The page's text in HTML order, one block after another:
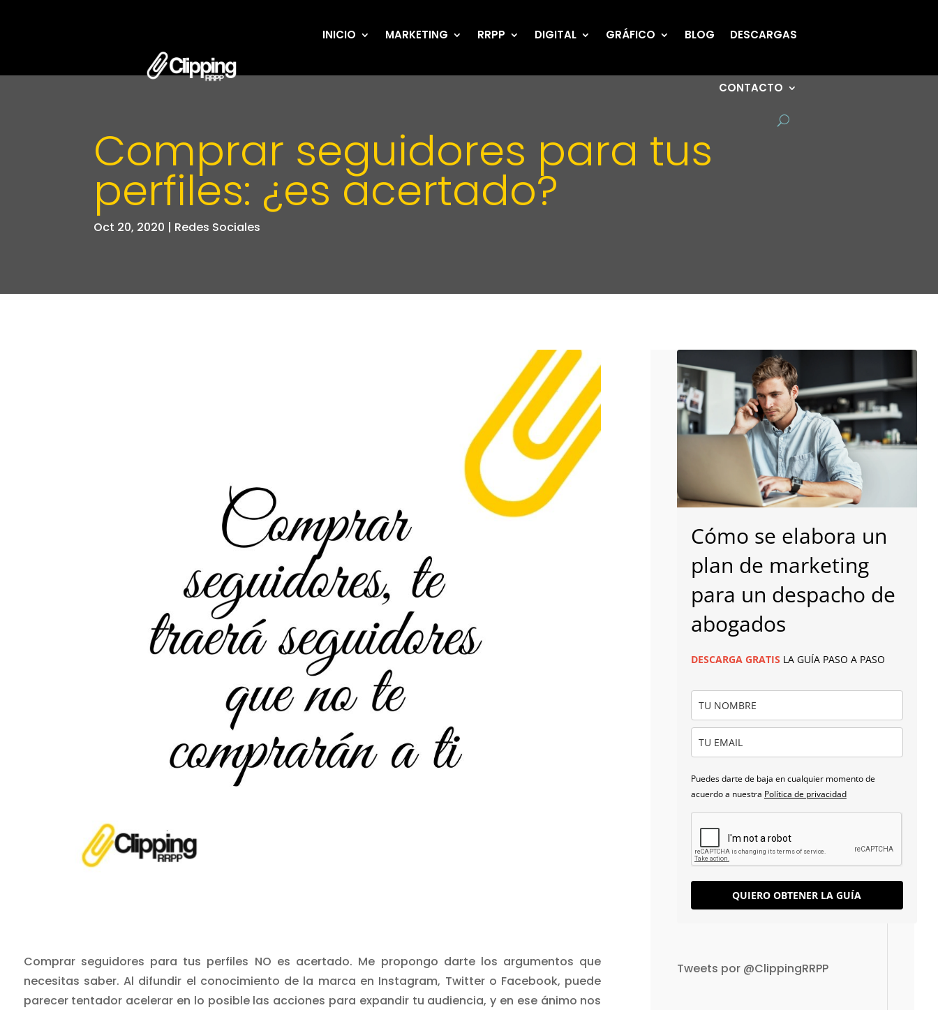
INICIO MARKETING RRPP DIGITAL GRÁFICO BLOG DESCARGAS
CONTACTO
Comprar seguidores para tus
perfiles: ¿es acertado?
Oct 20, 2020 | Redes Sociales
Comprar seguidores para tus perfiles NO es acertado. Me propongo darte los argumentos que
necesitas saber. Al difundir el conocimiento de la marca en Instagram, Twitter o Facebook, puede
parecer tentador acelerar en lo posible las acciones para expandir tu audiencia, y en ese ánimo nos
Cómo se elabora un
plan de marketing
para un despacho de
abogados
DESCARGA GRATIS LA GUÍA PASO A PASO
Puedes darte de baja en cualquier momento de
acuerdo a nuestra Política de privacidad
QUIERO OBTENER LA GUÍA
Tweets por @ClippingRRPP